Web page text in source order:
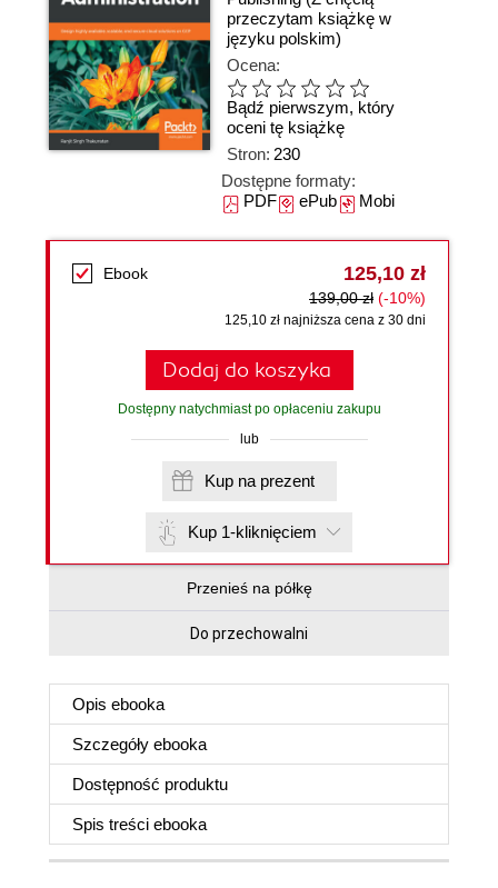
przeczytam książkę w
języku polskim)
Ocena:
Bądź pierwszym, który
oceni tę książkę
Stron: 230
Dostępne formaty:
PDFePubMobi
Ebook 125,10 zł
139,00 zł (-10%)
125,10 zł najniższa cena z 30 dni
Dodaj do koszyka
Dostępny natychmiast po opłaceniu zakupu
lub
Kup na prezent
Kup 1-kliknięciem
Przenieś na półkę
Do przechowalni
Opis ebooka
Szczegóły ebooka
Dostępność produktu
Spis treści ebooka